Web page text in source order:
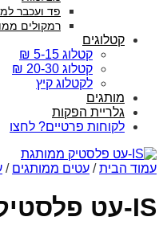
פד ועכבר
רמקולים
קטלוגים
קטלוג 5-15 ₪
קטלוג 20-30 ₪
לקטלוג קיץ
מותגים
גלריית הפקות
לקוחות פרטיים? לחצו
עמוד הבית / עטים ממותגים /
IS-עט פלסטיק ממותגת